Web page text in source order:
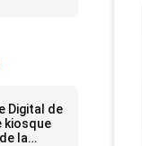
Digital de
kiosque
la